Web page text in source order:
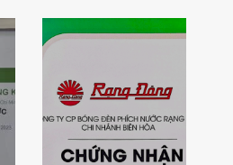
phân phối uỷ
quyền các sản
phẩm thiết bị
chiếu sáng LED
Rạng Đông